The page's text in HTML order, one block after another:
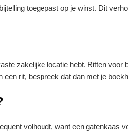
toegepast op je winst. Dit
zakelijke locatie hebt. Ritten voor
rit, bespreek dat dan met je
volhoudt, want een gatenkaas